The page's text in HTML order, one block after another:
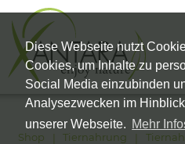
Diese Webseite nutzt
Cookies, um Inhalte zu
Social Media einzubinden
Analysezwecken im
unserer Webseite. Mehr
Shop Tiernahrung